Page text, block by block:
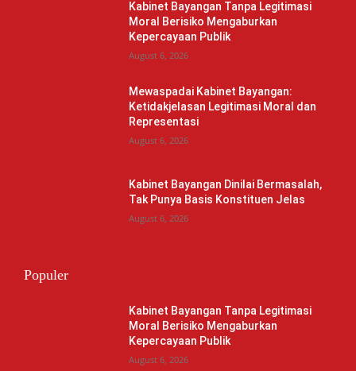
Kabinet Bayangan Tanpa Legitimasi
Moral Berisiko Mengaburkan
Kepercayaan Publik
August 6, 2026
Mewaspadai Kabinet Bayangan:
Ketidakjelasan Legitimasi Moral dan
Representasi
August 6, 2026
Kabinet Bayangan Dinilai Bermasalah,
Tak Punya Basis Konstituen Jelas
August 6, 2026
Populer
Kabinet Bayangan Tanpa Legitimasi
Moral Berisiko Mengaburkan
Kepercayaan Publik
August 6, 2026